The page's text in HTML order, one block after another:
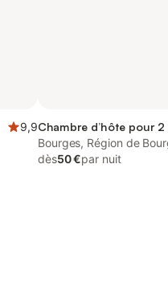
9,9Chambre d’hôte pour
Bourges, Région de
dès50 €par nuit